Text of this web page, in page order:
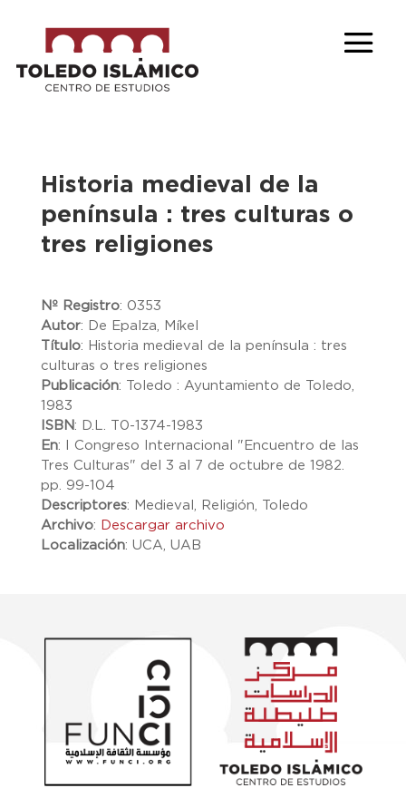
Historia medieval de la
península : tres culturas o
tres religiones
Nº Registro: 0353
Autor: De Epalza, Míkel
Título: Historia medieval de la península : tres
culturas o tres religiones
Publicación:
Toledo : Ayuntamiento de Toledo,
1983
ISBN: D.L. T0-1374-1983
En:
I Congreso Internacional "Encuentro de las
Tres Culturas" del 3 al 7 de octubre de 1982.
pp. 99-104
Descriptores: Medieval, Religión, Toledo
Archivo: Descargar archivo
Localización: UCA, UAB